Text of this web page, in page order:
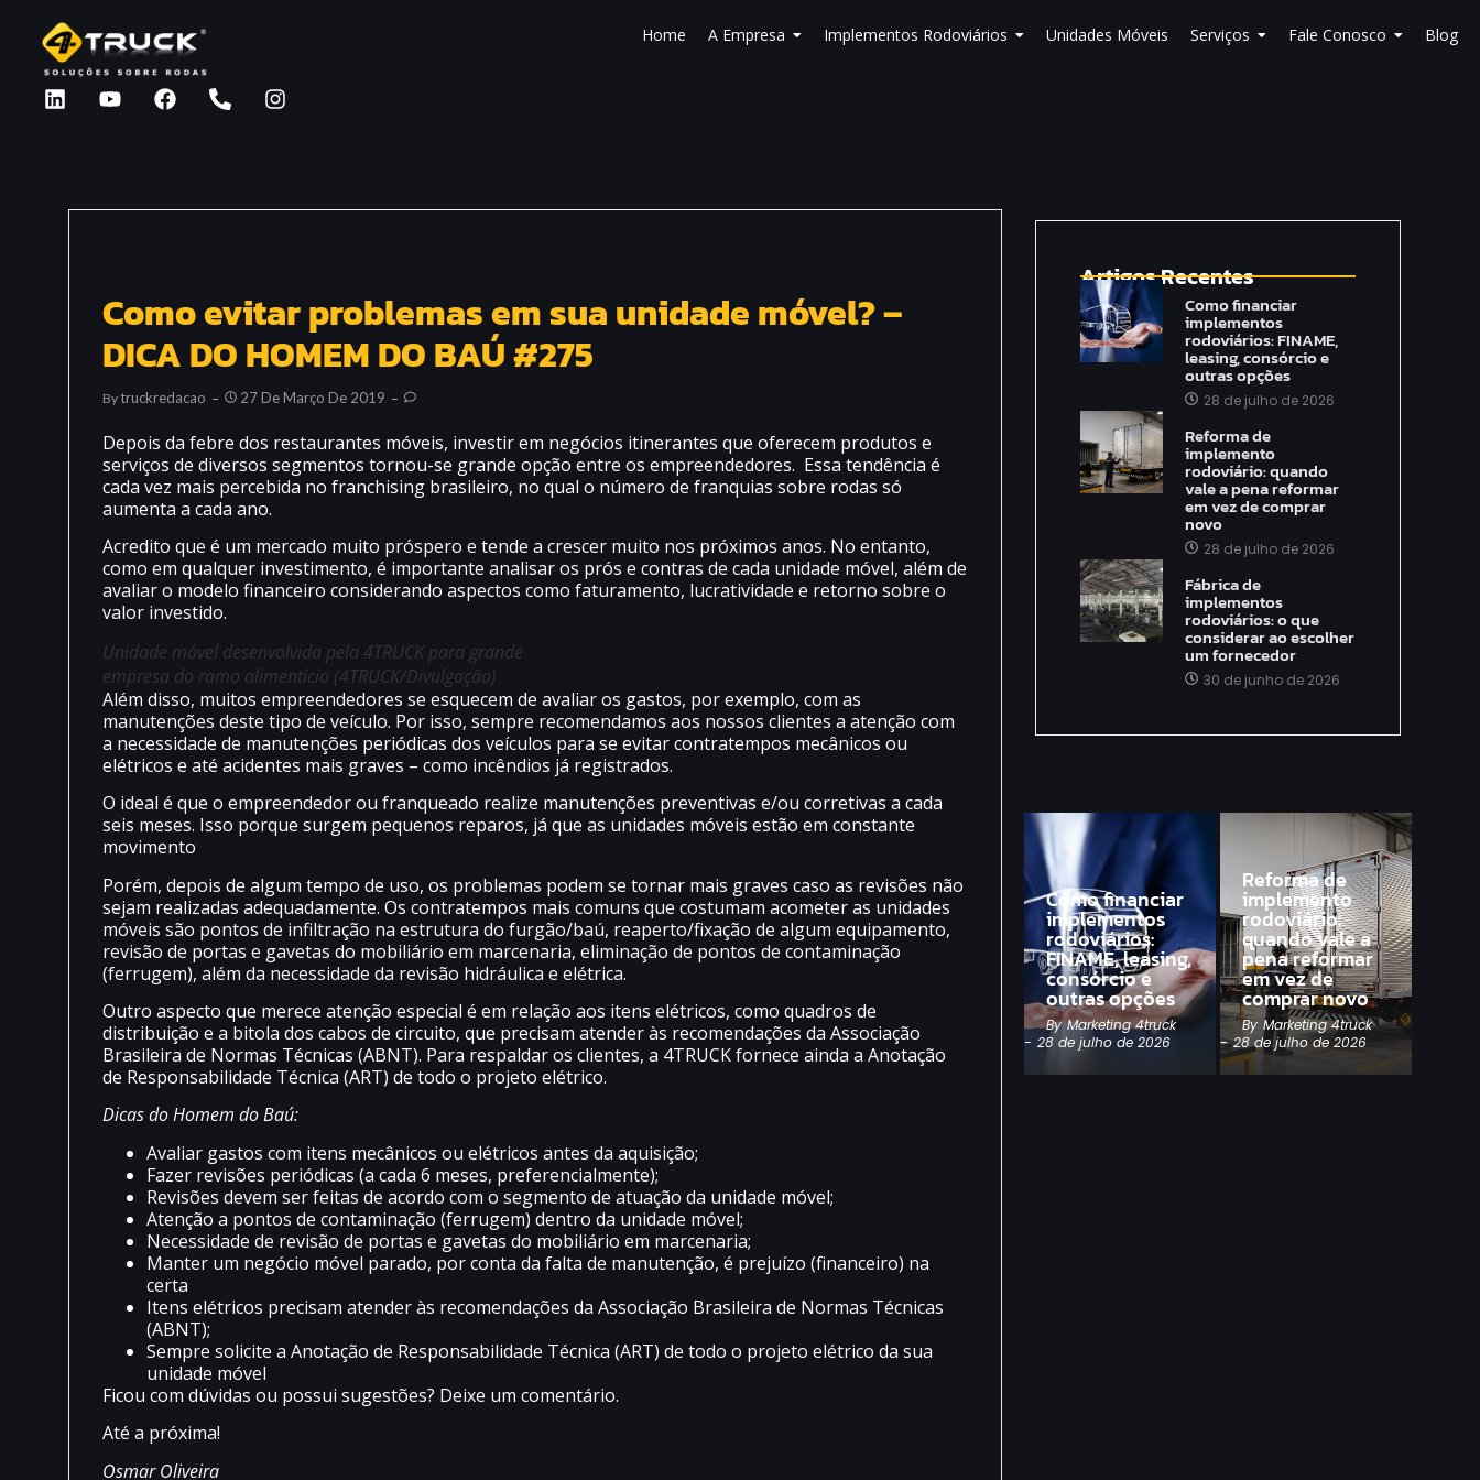
Home A Empresa Implementos Rodoviários Unidades Móveis Serviços Fale Conosco Blog
Como evitar problemas em sua unidade móvel? –
DICA DO HOMEM DO BAÚ #275
ByTruckredacao 27 De Março De 2019
Depois da febre dos restaurantes móveis, investir em negócios itinerantes que oferecem produtos e
serviços de diversos segmentos tornou-se grande opção entre os empreendedores. Essa tendência é
cada vez mais percebida no franchising brasileiro, no qual o número de franquias sobre rodas só
aumenta a cada ano.
Acredito que é um mercado muito próspero e tende a crescer muito nos próximos anos. No entanto,
como em qualquer investimento, é importante analisar os prós e contras de cada unidade móvel, além de
avaliar o modelo financeiro considerando aspectos como faturamento, lucratividade e retorno sobre o
valor investido.
Unidade móvel desenvolvida pela 4TRUCK para grande
empresa do ramo alimentício (4TRUCK/Divulgação)
Além disso, muitos empreendedores se esquecem de avaliar os gastos, por exemplo, com as
manutenções deste tipo de veículo. Por isso, sempre recomendamos aos nossos clientes a atenção com
a necessidade de manutenções periódicas dos veículos para se evitar contratempos mecânicos ou
elétricos e até acidentes mais graves – como incêndios já registrados.
O ideal é que o empreendedor ou franqueado realize manutenções preventivas e/ou corretivas a cada
seis meses. Isso porque surgem pequenos reparos, já que as unidades móveis estão em constante
movimento
Porém, depois de algum tempo de uso, os problemas podem se tornar mais graves caso as revisões não
sejam realizadas adequadamente. Os contratempos mais comuns que costumam acometer as unidades
móveis são pontos de infiltração na estrutura do furgão/baú, reaperto/fixação de algum equipamento,
revisão de portas e gavetas do mobiliário em marcenaria, eliminação de pontos de contaminação
(ferrugem), além da necessidade da revisão hidráulica e elétrica.
Outro aspecto que merece atenção especial é em relação aos itens elétricos, como quadros de
distribuição e a bitola dos cabos de circuito, que precisam atender às recomendações da Associação
Brasileira de Normas Técnicas (ABNT). Para respaldar os clientes, a 4TRUCK fornece ainda a Anotação
de Responsabilidade Técnica (ART) de todo o projeto elétrico.
Dicas do Homem do Baú:
Avaliar gastos com itens mecânicos ou elétricos antes da aquisição;
Fazer revisões periódicas (a cada 6 meses, preferencialmente);
Revisões devem ser feitas de acordo com o segmento de atuação da unidade móvel;
Atenção a pontos de contaminação (ferrugem) dentro da unidade móvel;
Necessidade de revisão de portas e gavetas do mobiliário em marcenaria;
Manter um negócio móvel parado, por conta da falta de manutenção, é prejuízo (financeiro) na
certa
Itens elétricos precisam atender às recomendações da Associação Brasileira de Normas Técnicas
(ABNT);
Sempre solicite a Anotação de Responsabilidade Técnica (ART) de todo o projeto elétrico da sua
unidade móvel
Ficou com dúvidas ou possui sugestões? Deixe um comentário.
Até a próxima!
Osmar Oliveira
Artigos Recentes
Como financiar
implementos
rodoviários: FINAME,
leasing, consórcio e
outras opções
28 de julho de 2026
Reforma de
implemento
rodoviário: quando
vale a pena reformar
em vez de comprar
novo
28 de julho de 2026
Fábrica de
implementos
rodoviários: o que
considerar ao escolher
um fornecedor
30 de junho de 2026
Como financiar
implementos
rodoviários:
FINAME, leasing,
consórcio e
outras opções
By Marketing 4truck
- 28 de julho de 2026
Reforma de
implemento
rodoviário:
quando vale a
pena reformar
em vez de
comprar novo
By Marketing 4truck
- 28 de julho de 2026